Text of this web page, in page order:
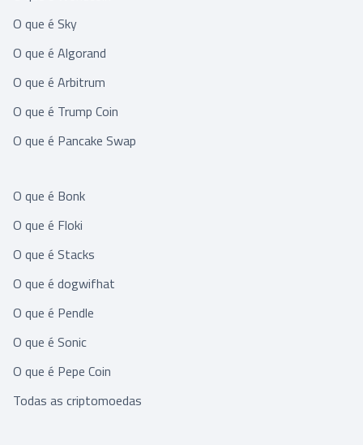
O que é Sky
O que é Algorand
O que é Arbitrum
O que é Trump Coin
O que é Pancake Swap
O que é Bonk
O que é Floki
O que é Stacks
O que é dogwifhat
O que é Pendle
O que é Sonic
O que é Pepe Coin
Todas as criptomoedas